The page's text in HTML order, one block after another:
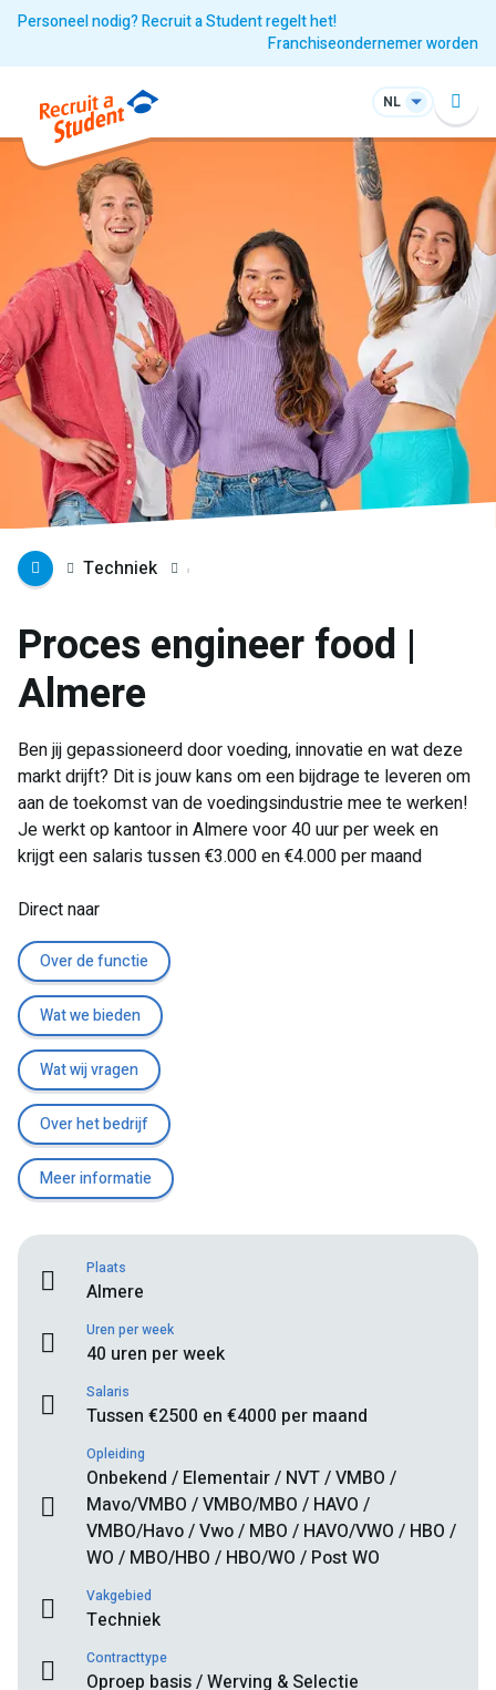
Personeel nodig? Recruit a Student regelt het!
Franchiseondernemer worden
NL
Techniek
Proces engineer food |
Almere
Ben jij gepassioneerd door voeding, innovatie en wat deze
markt drijft? Dit is jouw kans om een bijdrage te leveren om
aan de toekomst van de voedingsindustrie mee te werken!
Je werkt op kantoor in Almere voor 40 uur per week en
krijgt een salaris tussen €3.000 en €4.000 per maand
Direct naar
Over de functie
Wat we bieden
Wat wij vragen
Over het bedrijf
Meer informatie
Plaats
Almere
Uren per week
40 uren per week
Salaris
Tussen €2500 en €4000 per maand
Opleiding
Onbekend / Elementair / NVT / VMBO /
Mavo/VMBO / VMBO/MBO / HAVO /
VMBO/Havo / Vwo / MBO / HAVO/VWO / HBO /
WO / MBO/HBO / HBO/WO / Post WO
Vakgebied
Techniek
Contracttype
Oproep basis / Werving & Selectie